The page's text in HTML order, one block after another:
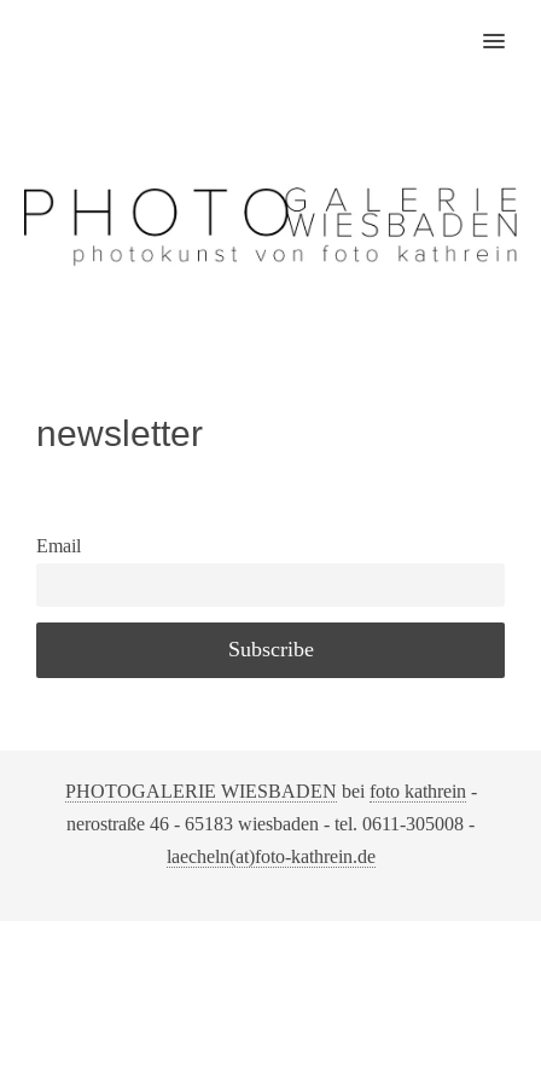
MENU
newsletter
Email
PHOTOGALERIE WIESBADEN bei foto kathrein -
nerostraße 46 - 65183 wiesbaden - tel. 0611-305008 -
laecheln(at)foto-kathrein.de